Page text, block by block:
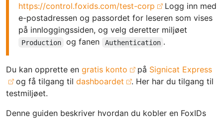
https://control.foxids.com/test-corp
Logg inn med
e-postadressen og passordet for leseren som vises
på innloggingssiden, og velg deretter miljøet
Production og fanen Authentication .
Du kan opprette en gratis konto på Signicat Express
og få tilgang til dashboardet
. Her har du tilgang til
testmiljøet.
Denne guiden beskriver hvordan du kobler en FoxIDs